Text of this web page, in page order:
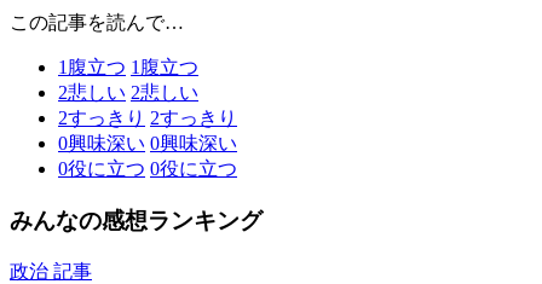
この記事を読んで…
1 腹立つ 1 腹立つ
2悲しい 2悲しい
2すっきり 2すっきり
0興味深い 0興味深い
0役に立つ 0役に立つ
みんなの感想ランキング
政治 記事